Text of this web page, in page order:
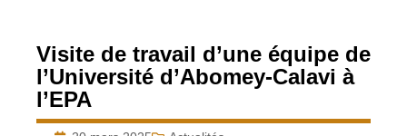
Visite de travail d’une équipe de
l’Université d’Abomey-Calavi à
l’EPA